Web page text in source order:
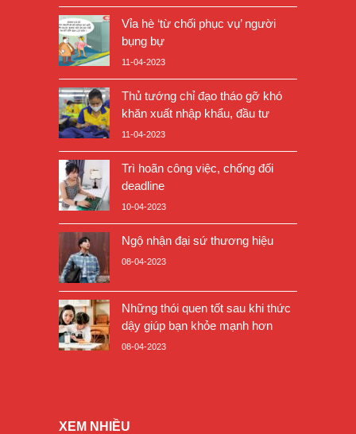
Vỉa hè ‘từ chối phục vụ’ người
bụng bự
11-04-2023
Thủ tướng chỉ đạo tháo gỡ khó
khăn xuất nhập khẩu, đầu tư
11-04-2023
Trì hoãn công việc, chống đối
deadline
10-04-2023
Ngộ nhận đại sứ thương hiệu
08-04-2023
Những thói quen tốt sau khi thức
dậy giúp bạn khỏe mạnh hơn
08-04-2023
XEM NHIỀU